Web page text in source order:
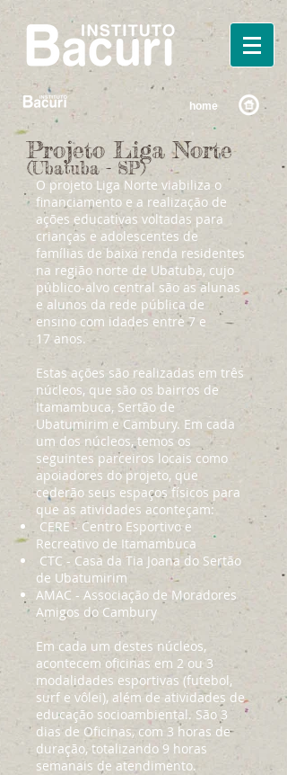
home
Projeto Liga Norte
(Ubatuba - SP)
O projeto Liga Norte viabiliza o
financiamento e a realização de
ações educativas voltadas para
crianças e adolescentes de
famílias de baixa renda residentes
na região norte de Ubatuba, cujo
público-alvo central são as alunas
e alunos da rede pública de
ensino com idades entre 7 e
17 anos.
Estas ações são realizadas em três
núcleos, que são os bairros de
Itamambuca, Sertão de
Ubatumirim e Cambury. Em cada
um dos núcleos, temos os
seguintes parceiros locais como
apoiadores do projeto, que
cederão seus espaços físicos para
que as atividades aconteçam:
CERE - Centro Esportivo e
Recreativo de Itamambuca
CTC - Casa da Tia Joana do Sertão
de Ubatumirim
AMAC - Associação de Moradores
Amigos do Cambury
Em cada um destes núcleos,
acontecem oficinas em 2 ou 3
modalidades esportivas (futebol,
surf e vôlei), além de atividades de
educação socioambiental. São 3
dias de Oficinas, com 3 horas de
duração, totalizando 9 horas
semanais de atendimento.